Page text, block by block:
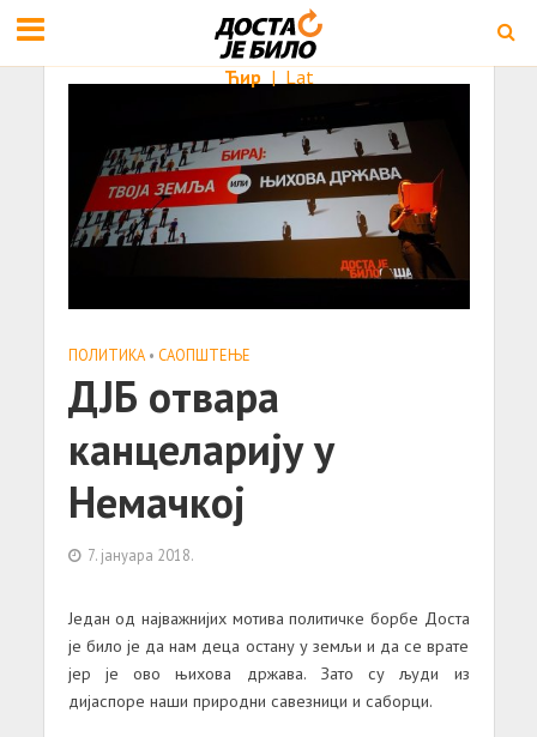
Ћир | Lat
ПОЛИТИКА • САОПШТЕЊE
ДЈБ отвара
канцеларију у
Немачкој
7. јануара 2018.
Један од најважнијих мотива политичке борбе Доста
је било је да нам деца остану у земљи и да се врате
јер је ово њихова држава. Зато су људи из
дијаспоре наши природни савезници и саборци.